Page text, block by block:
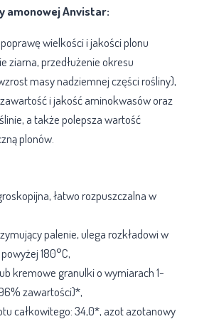
amonowej Anvistar:
wielkości i jakości plonu
ziarna, przedłużenie okresu
masy nadziemnej części rośliny),
i jakość aminokwasów oraz
a także polepsza wartość
plonów.
łatwo rozpuszczalna w
palenie, ulega rozkładowi w
180°C,
kremowe granulki o wymiarach 1-
zawartości)*,
całkowitego: 34,0*, azot azotanowy